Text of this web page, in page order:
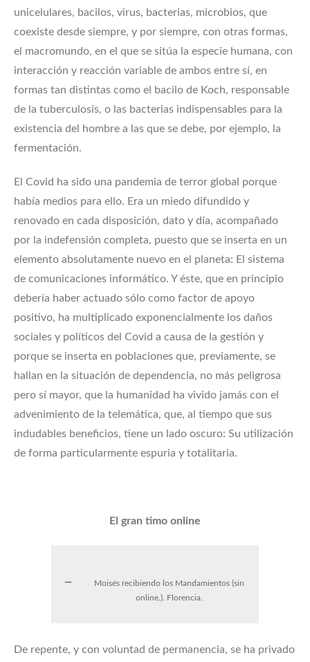
unicelulares, bacilos, virus, bacterias, microbios, que
coexiste desde siempre, y por siempre, con otras formas,
el macromundo, en el que se sitúa la especie humana, con
interacción y reacción variable de ambos entre sí, en
formas tan distintas como el bacilo de Koch, responsable
de la tuberculosis, o las bacterias indispensables para la
existencia del hombre a las que se debe, por ejemplo, la
fermentación.
El Covid ha sido una pandemia de terror global porque
había medios para ello. Era un miedo difundido y
renovado en cada disposición, dato y día, acompañado
por la indefensión completa, puesto que se inserta en un
elemento absolutamente nuevo en el planeta: El sistema
de comunicaciones informático. Y éste, que en principio
debería haber actuado sólo como factor de apoyo
positivo, ha multiplicado exponencialmente los daños
sociales y políticos del Covid a causa de la gestión y
porque se inserta en poblaciones que, previamente, se
hallan en la situación de dependencia, no más peligrosa
pero sí mayor, que la humanidad ha vivido jamás con el
advenimiento de la telemática, que, al tiempo que sus
indudables beneficios, tiene un lado oscuro: Su utilización
de forma particularmente espuria y totalitaria.
El gran timo online
Moisés recibiendo los Mandamientos (sin
online.). Florencia.
De repente, y con voluntad de permanencia, se ha privado